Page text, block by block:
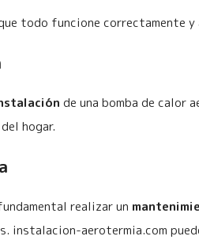
todo funcione correctamente y
de una bomba de calor
hogar.
realizar un
instalacion-aerotermia.com